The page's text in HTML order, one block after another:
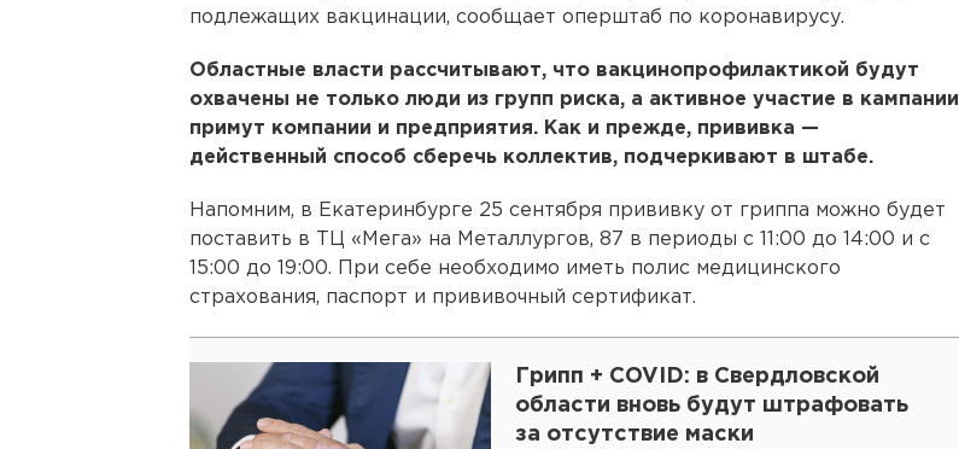
подлежащих вакцинации, сообщает оперштаб по коронавирусу.
Областные власти рассчитывают, что вакцинопрофилактикой будут
охвачены не только люди из групп риска, а активное участие в кампании
примут компании и предприятия. Как и прежде, прививка —
действенный способ сберечь коллектив, подчеркивают в штабе.
Напомним, в Екатеринбурге 25 сентября прививку от гриппа можно будет
поставить в ТЦ «Мега» на Металлургов, 87 в периоды с 11:00 до 14:00 и с
15:00 до 19:00. При себе необходимо иметь полис медицинского
страхования, паспорт и прививочный сертификат.
Грипп + COVID: в Свердловской
области вновь будут штрафовать
за отсутствие маски